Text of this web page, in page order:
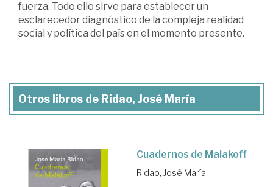
fuerza. Todo ello sirve para establecer un
esclarecedor diagnóstico de la compleja realidad
social y política del país en el momento presente.
Otros libros de Ridao, José María
Cuadernos de Malakoff
Ridao, José María